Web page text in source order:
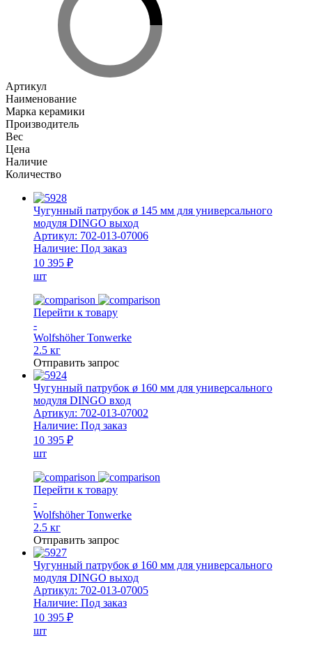
Артикул
Наименование
Марка керамики
Производитель
Вес
Цена
Наличие
Количество
Чугунный патрубок ø 145 мм для универсального
модуля DINGO выход
Артикул: 702-013-07006
Наличие: Под заказ
10 395 ₽
шт
Перейти к товару
-
Wolfshöher Tonwerke
2.5 кг
Отправить запрос
Чугунный патрубок ø 160 мм для универсального
модуля DINGO вход
Артикул: 702-013-07002
Наличие: Под заказ
10 395 ₽
шт
Перейти к товару
-
Wolfshöher Tonwerke
2.5 кг
Отправить запрос
Чугунный патрубок ø 160 мм для универсального
модуля DINGO выход
Артикул: 702-013-07005
Наличие: Под заказ
10 395 ₽
шт